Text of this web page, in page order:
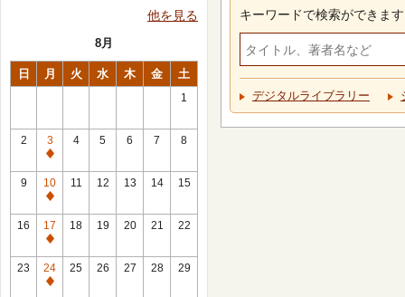
他を見る
8月
日 月 火 水 木 金 土
1
2
3
休
館
日
4 5 6 7 8
9
10
休
館
日
11 12 13 14 15
16
17
休
館
日
18 19 20 21 22
23
24
休
25 26 27 28 29
キーワードで検索ができます
デジタルライブラリー